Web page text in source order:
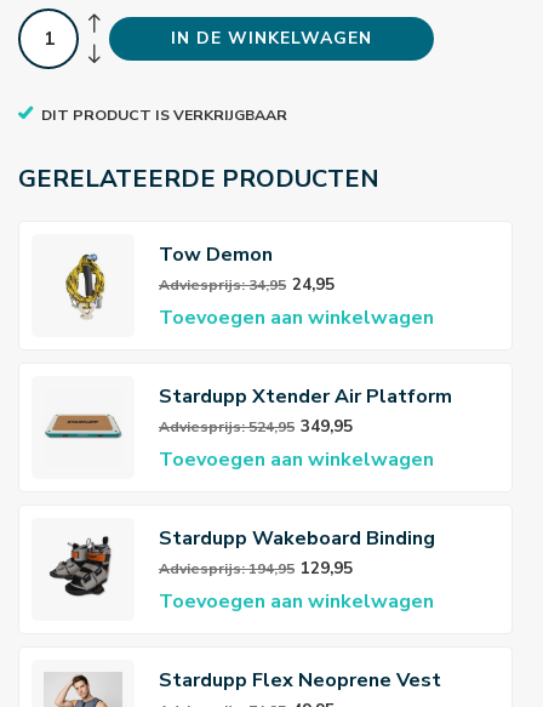
IN DE WINKELWAGEN
DIT PRODUCT IS VERKRIJGBAAR
GERELATEERDE PRODUCTEN
Tow Demon
Adviesprijs: 34,95 24,95
Toevoegen aan winkelwagen
Stardupp Xtender Air Platform
Adviesprijs: 524,95 349,95
Toevoegen aan winkelwagen
Stardupp Wakeboard Binding
Adviesprijs: 194,95 129,95
Toevoegen aan winkelwagen
Stardupp Flex Neoprene Vest